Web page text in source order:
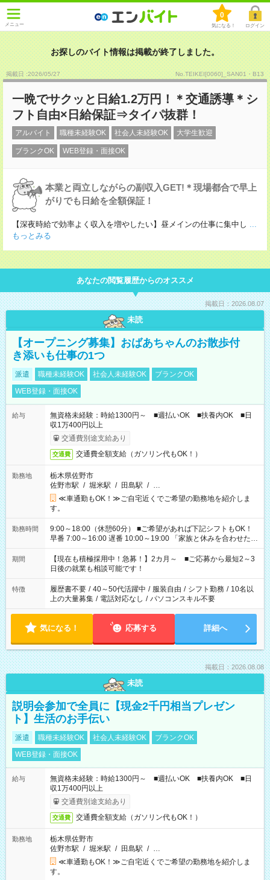
メニュー
0
気になる！ ログイン
お探しのバイト情報は掲載が終了しました。
掲載日 :2026/05/27 No.TEIKEI[0060]_SAN01・B13
一晩でサクッと日給1.2万円！＊交通誘導＊シ
フト自由×日給保証⇒タイパ抜群！
アルバイト 職種未経験OK 社会人未経験OK 大学生歓迎
ブランクOK WEB登録・面接OK
本業と両立しながらの副収入GET!＊現場都合で早上
がりでも日給を全額保証！
【深夜時給で効率よく収入を増やしたい】昼メインの仕事に集中し ...
もっとみる
あなたの閲覧履歴からのオススメ
掲載日：2026.08.07
未読
【オープニング募集】おばあちゃんのお散歩付
き添いも仕事の1つ
派遣 職種未経験OK 社会人未経験OK
ブランクOK
WEB登録・面接OK
給与
無資格未経験：時給1300円～ ■週払いOK ■扶養内OK ■日
収1万400円以上
交通費別途支給あり
交通費 交通費全額支給（ガソリン代もOK！）
勤務地
栃木県佐野市
佐野市駅 / 堀米駅 / 田島駅 / …
≪車通勤もOK！≫ご自宅近くでご希望の勤務地を紹介しま
す。
勤務時間
9:00～18:00（休憩60分） ■ご希望があれば下記シフトもOK！
早番 7:00～16:00 遅番 10:00～19:00 「家族と休みを合わせた
い」 「余裕を持って夕飯の準備がしたい」 「できれば残業はし
たくない」 など、ご希望を教えてくださいね。 ※Wワーク希望
の方へ 今ご覧のお仕事で希望する勤務時間と、もう1つのお仕事
の勤務時間。 合計で週40時間を超える場合は応募できません。
期間
【現在も積極採用中！急募！】2カ月～ ■ご応募から最短2～3
日後の就業も相談可能です！
特徴 履歴書不要 / 40～50代活躍中 / 服装自由 / シフト勤務 / 10名以
上の大量募集 / 電話対応なし / パソコンスキル不要
気になる！ 応募する 詳細へ
掲載日：2026.08.08
未読
説明会参加で全員に【現金2千円相当プレゼン
ト】生活のお手伝い
派遣 職種未経験OK 社会人未経験OK
ブランクOK
WEB登録・面接OK
給与
無資格未経験：時給1300円～ ■週払いOK ■扶養内OK ■日
収1万400円以上
交通費別途支給あり
交通費 交通費全額支給（ガソリン代もOK！）
勤務地
栃木県佐野市
佐野市駅 / 堀米駅 / 田島駅 / …
≪車通勤もOK！≫ご自宅近くでご希望の勤務地を紹介しま
す。